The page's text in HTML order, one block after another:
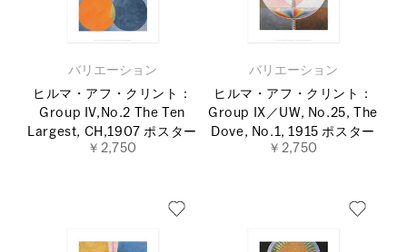
バリエーション
ヒルマ・アフ・クリント：
Group IV,No.2 The Ten
Largest, CH,1907 ポスター
￥2,750
バリエーション
ヒルマ・アフ・クリント：
Group IX／UW, No.25, The
Dove, No.1, 1915 ポスター
￥2,750